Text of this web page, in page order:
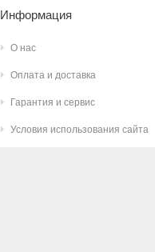
Информация
О нас
Оплата и доставка
Гарантия и сервис
Условия использования сайта